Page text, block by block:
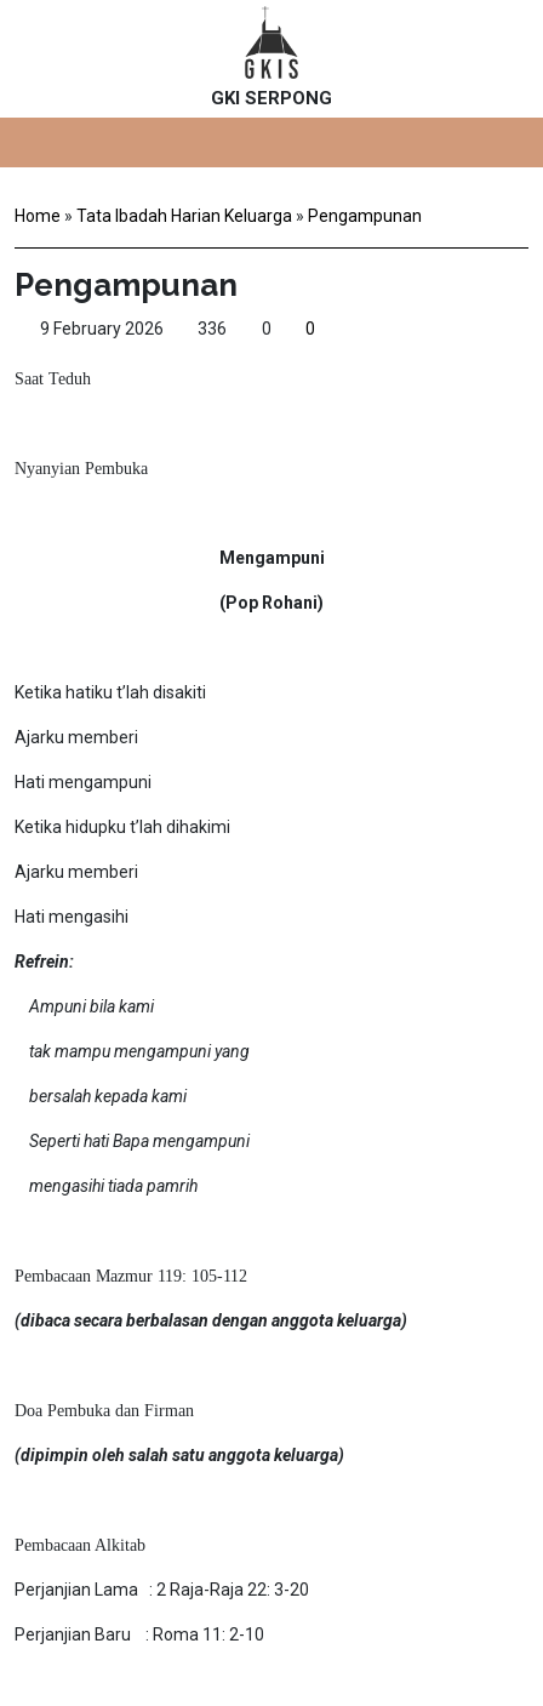
GKI SERPONG
Home » Tata Ibadah Harian Keluarga » Pengampunan
Pengampunan
9 February 2026 336 0 0
Saat Teduh
Nyanyian Pembuka
Mengampuni
(Pop Rohani)
Ketika hatiku t’lah disakiti
Ajarku memberi
Hati mengampuni
Ketika hidupku t’lah dihakimi
Ajarku memberi
Hati mengasihi
Refrein:
Ampuni bila kami
tak mampu mengampuni yang
bersalah kepada kami
Seperti hati Bapa mengampuni
mengasihi tiada pamrih
Pembacaan Mazmur 119: 105-112
(dibaca secara berbalasan dengan anggota keluarga)
Doa Pembuka dan Firman
(dipimpin oleh salah satu anggota keluarga)
Pembacaan Alkitab
Perjanjian Lama : 2 Raja-Raja 22: 3-20
Perjanjian Baru : Roma 11: 2-10